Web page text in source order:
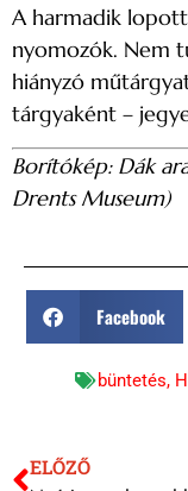
A harmadik
nyomozók. Nem
hiányzó
tárgyaként –
Borítókép: Dák
Drents Museum)
Facebook
büntetés,
ELŐZŐ